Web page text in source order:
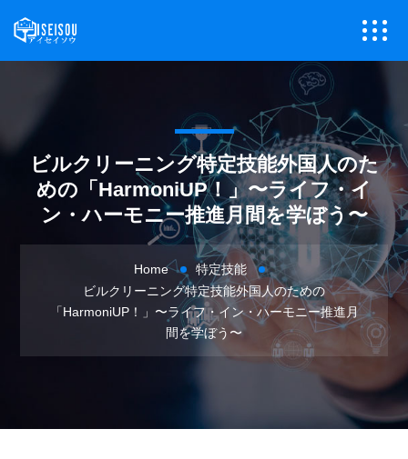
ビルクリーニング特定技能外国人のた
めの「HarmoniUP！」〜ライフ・イ
ン・ハーモニー推進月間を学ぼう〜
Home
特定技能
ビルクリーニング特定技能外国人のための
「HarmoniUP！」〜ライフ・イン・ハーモニー推進月
間を学ぼう〜